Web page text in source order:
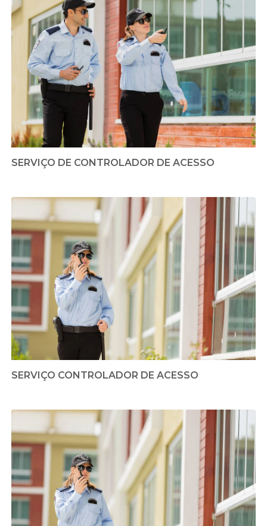
SERVIÇO DE CONTROLADOR DE ACESSO
SERVIÇO CONTROLADOR DE ACESSO